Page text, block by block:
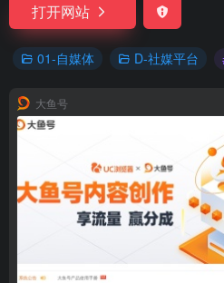
打开网站
01-自媒体 D-社媒平台
大鱼号